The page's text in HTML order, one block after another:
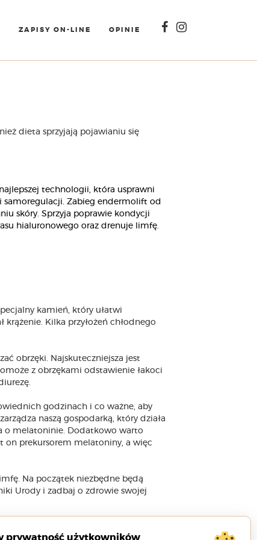
ZAPISY ON-LINE OPINIE
dieta sprzyjają pojawianiu się
technologii, która usprawni
samoregulacji. Zabieg endermolift od
skóry. Sprzyja poprawie kondycji
hialuronowego oraz drenuje limfę.
kamień, który ułatwi
Kilka przyłożeń chłodnego
obrzęki. Najskuteczniejsza jest
z obrzękami odstawienie łakoci
godzinach i co ważne, aby
naszą gospodarką, który działa
o melatoninie. Dodatkowo warto
on prekursorem melatoniny, a więc
Na początek niezbędne będą
Urody i zadbaj o zdrowie swojej
prywatność użytkowników